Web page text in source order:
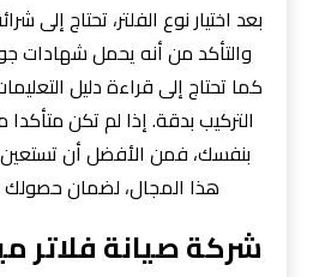
بعد اختيار نوع الفلتر، تحتاج إلى
والتأكد من أنه يحمل شهادات
كما تحتاج إلى قراءة دليل
التركيب بدقة. إذا لم تكن
بنفسك، فمن الأفضل أن
هذا المجال، لضمان حصولك
شركة صيانة فلاتر